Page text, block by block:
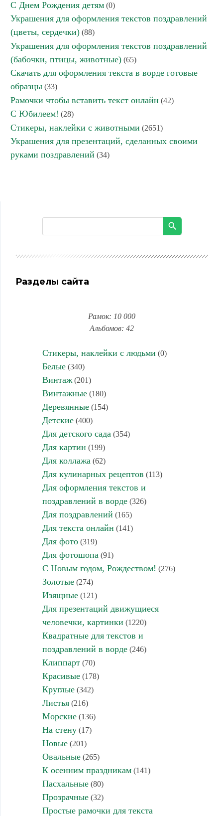
С Днем Рождения детям (0)
Украшения для оформления текстов поздравлений
(цветы, сердечки) (88)
Украшения для оформления текстов поздравлений
(бабочки, птицы, животные) (65)
Скачать для оформления текста в ворде готовые
образцы (33)
Рамочки чтобы вставить текст онлайн (42)
С Юбилеем! (28)
Стикеры, наклейки с животными (2651)
Украшения для презентаций, сделанных своими
руками поздравлений (34)
Разделы сайта
Рамок: 10 000
Альбомов: 42
Стикеры, наклейки с людьми (0)
Белые(340)
Винтаж(201)
Винтажные(180)
Деревянные(154)
Детские(400)
Для детского сада (354)
Для картин (199)
Для коллажа (62)
Для кулинарных рецептов (113)
Для оформления текстов и
поздравлений в ворде(326)
Для поздравлений (165)
Для текста онлайн (141)
Для фото(319)
Для фотошопа (91)
С Новым годом, Рождеством! (276)
Золотые(274)
Изящные(121)
Для презентаций движущиеся
человечки, картинки (1220)
Квадратные для текстов и
поздравлений в ворде(246)
Клиппарт(70)
Красивые(178)
Круглые(342)
Листья(216)
Морские(136)
На стену(17)
Новые(201)
Овальные(265)
К осенним праздникам(141)
Пасхальные(80)
Прозрачные(32)
Простые рамочки для текста